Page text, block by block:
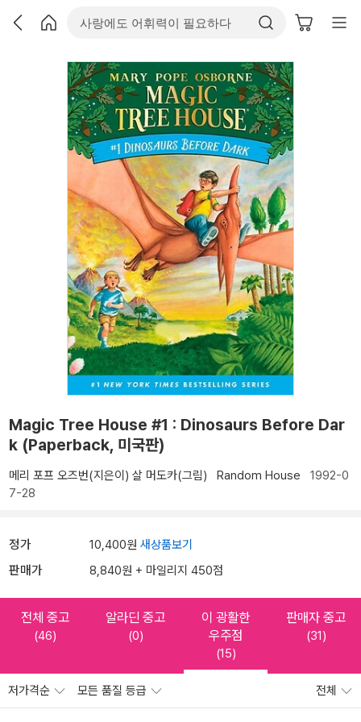
Magic Tree House #1 : Dinosaurs Before Dar
k (Paperback, 미국판)
메리 포프 오즈번(지은이) 살 머도카(그림) Random House 1992-0
7-28
정가 10,400원 새상품보기
판매가 8,840원 + 마일리지 450점
전체 중고
(46)
알라딘 중고
(0)
이 광활한
우주점
(15)
판매자 중고
(31)
저가격순 모든 품질 등급 전체